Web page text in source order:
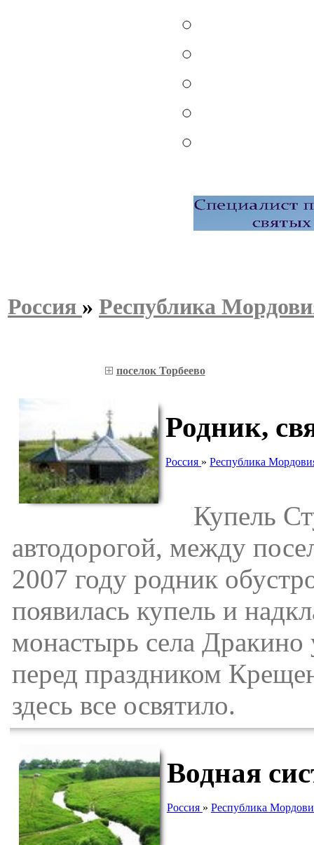
Россия » Республика
поселок Торбеево
Родник,
Россия »Республика
Купель
автодорогой, между
2007 году родник
появилась купель и
монастырь села Дракино
перед праздником
здесь все освятило.
Водная
Россия » Республика